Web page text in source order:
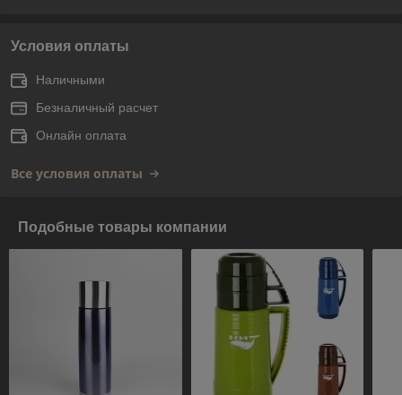
Условия оплаты
Наличными
Безналичный расчет
Онлайн оплата
Все условия оплаты
Подобные товары компании